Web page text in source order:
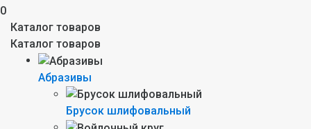
0
Каталог товаров
Каталог товаров
Абразивы
Брусок шлифовальный